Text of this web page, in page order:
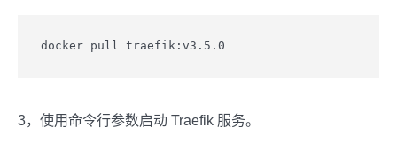
docker pull traefik:v3.5.0
3，使用命令行参数启动 Traefik 服务。